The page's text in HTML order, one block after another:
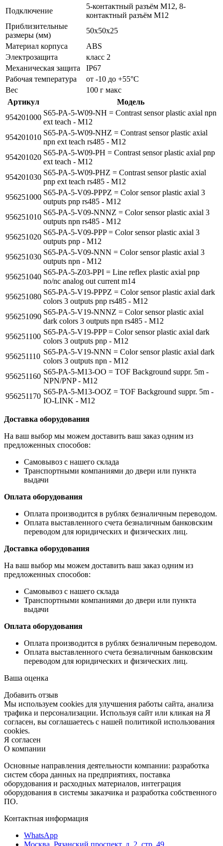
Подключение
5-контактный разъём M12, 8-
контактный разъём M12
Приблизительные
размеры (мм)
50x50x25
Материал корпуса
ABS
Электрозащита
класс 2
Механическая защита
IP67
Рабочая температура
от -10 до +55°C
Вес
100 г макс
Артикул
Модель
954201000
S65-PA-5-W09-NH = Contrast sensor plastic axial npn
ext teach - M12
954201010
S65-PA-5-W09-NHZ = Contrast sensor plastic axial
npn ext teach rs485 - M12
954201020
S65-PA-5-W09-PH = Contrast sensor plastic axial pnp
ext teach - M12
954201030
S65-PA-5-W09-PHZ = Contrast sensor plastic axial
pnp ext teach rs485 - M12
956251000
S65-PA-5-V09-PPPZ = Color sensor plastic axial 3
outputs pnp rs485 - M12
956251010
S65-PA-5-V09-NNNZ = Color sensor plastic axial 3
outputs npn rs485 - M12
956251020
S65-PA-5-V09-PPP = Color sensor plastic axial 3
outputs pnp - M12
956251030
S65-PA-5-V09-NNN = Color sensor plastic axial 3
outputs npn - M12
956251040
S65-PA-5-Z03-PPI = Line reflex plastic axial pnp
no/nc analog out current m14
956251080
S65-PA-5-V19-PPPZ = Color sensor plastic axial dark
colors 3 outputs pnp rs485 - M12
956251090
S65-PA-5-V19-NNNZ = Color sensor plastic axial
dark colors 3 outputs npn rs485 - M12
956251100
S65-PA-5-V19-PPP = Color sensor plastic axial dark
colors 3 outputs pnp - M12
956251110
S65-PA-5-V19-NNN = Color sensor plastic axial dark
colors 3 outputs npn - M12
956251160
S65-PA-5-M13-OO = TOF Background suppr. 5m -
NPN/PNP - M12
956251170
S65-PA-5-M13-OOZ = TOF Background suppr. 5m -
IO-LINK - M12
Доставка оборудования
На ваш выбор мы можем доставить ваш заказ одним из
предложенных способов:
Самовывоз с нашего склада
Транспортными компаниями до двери или пункта
выдачи
Оплата оборудования
Оплата производится в рублях безналичным переводом.
Оплата выставленного счета безналичным банковским
переводом для юридических и физических лиц.
Доставка оборудования
На ваш выбор мы можем доставить ваш заказ одним из
предложенных способов:
Самовывоз с нашего склада
Транспортными компаниями до двери или пункта
выдачи
Оплата оборудования
Оплата производится в рублях безналичным переводом.
Оплата выставленного счета безналичным банковским
переводом для юридических и физических лиц.
Ваша оценка
Добавить отзыв
Мы используем cookies для улучшения работы сайта, анализа
трафика и персонализации. Используя сайт или кликая на Я
согласен, вы соглашаетесь с нашей политикой использования
cookies.
Я согласен
О компании
Основные направления деятельности компании: разработка
систем сбора данных на предприятиях, поставка
оборудования и расходных материалов, интеграция
оборудования в системы заказчика и разработка собственного
ПО.
Контактная информация
WhatsApp
Москва, Рязанский проспект, д. 2, стр. 49